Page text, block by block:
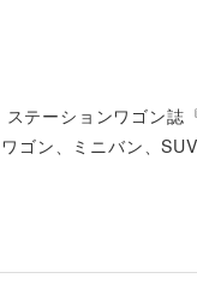
テーションワゴン誌
ゴン、ミニバン、